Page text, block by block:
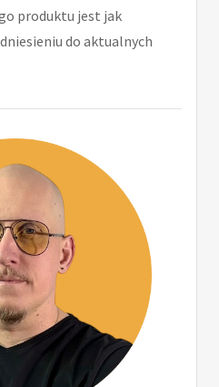
produktu jest jak
do aktualnych